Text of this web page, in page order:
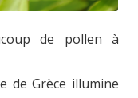
de pollen à
de Grèce illumine